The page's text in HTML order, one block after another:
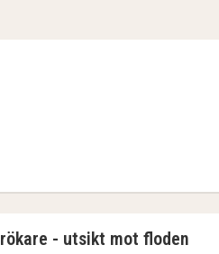
- utsikt mot floden